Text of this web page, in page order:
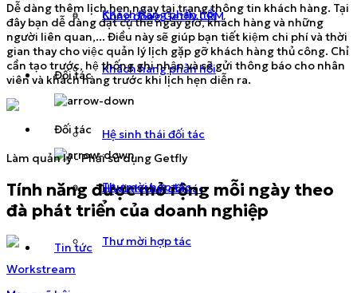
Khách hàng phản hồi
Đối tác
Hệ sinh thái đối tác
Thư mời hợp tác
Tin tức
Cộng đồng Getfly CRM
Khách hàng phản hồi
Đối tác
Hệ sinh thái đối tác
Thư mời hợp tác
Dễ dàng thêm lịch hẹn ngay tại trang thông tin khách hàng. Tại
đây bạn dễ dàng đặt cụ thể ngày giờ, khách hàng và những
người liên quan,... Điều này sẽ giúp bạn tiết kiệm chi phí và thời
gian thay cho việc quản lý lịch gặp gỡ khách hàng thủ công. Chỉ
cần tạo trước, hệ thống ghi nhận và sẽ gửi thông báo cho nhân
viên và khách hàng trước khi lịch hẹn diễn ra.
Làm quản lý - Phải sử dụng Getfly
Tính năng được mở rộng mỗi ngày theo
đà phát triển của doanh nghiệp
Workstream